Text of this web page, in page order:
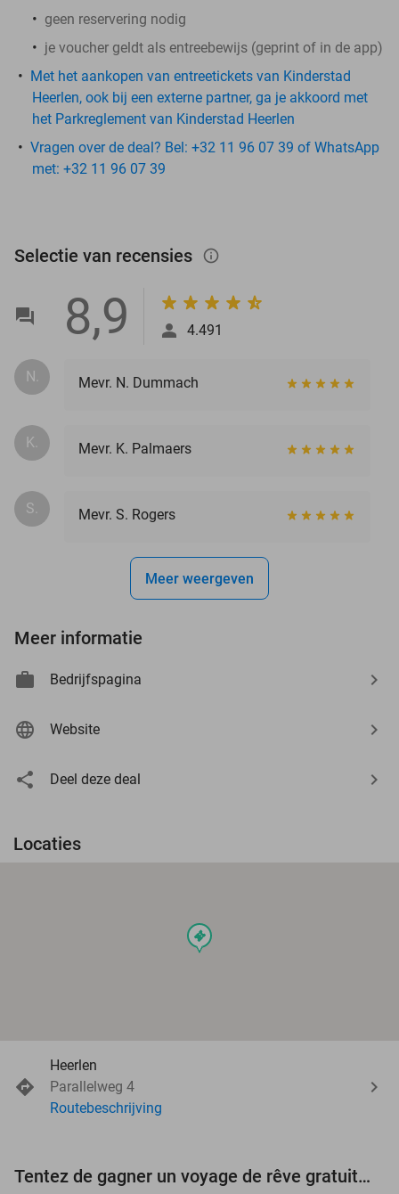
geen reservering nodig
je voucher geldt als entreebewijs (geprint of in de app)
Met het aankopen van entreetickets van Kinderstad
Heerlen, ook bij een externe partner, ga je akkoord met
het Parkreglement van Kinderstad Heerlen
Vragen over de deal? Bel: +32 11 96 07 39 of WhatsApp
met: +32 11 96 07 39
Selectie van recensies info_outlined
8,9 4.491
N. Mevr. N. Dummach
K. Mevr. K. Palmaers
S. Mevr. S. Rogers
Meer weergeven
Meer informatie
Bedrijfspagina
Website
Deel deze deal
Locaties
events
Heerlen
Parallelweg 4
Routebeschrijving
Tentez de gagner un voyage de rêve gratuit d'une valeur de 3.000 € !